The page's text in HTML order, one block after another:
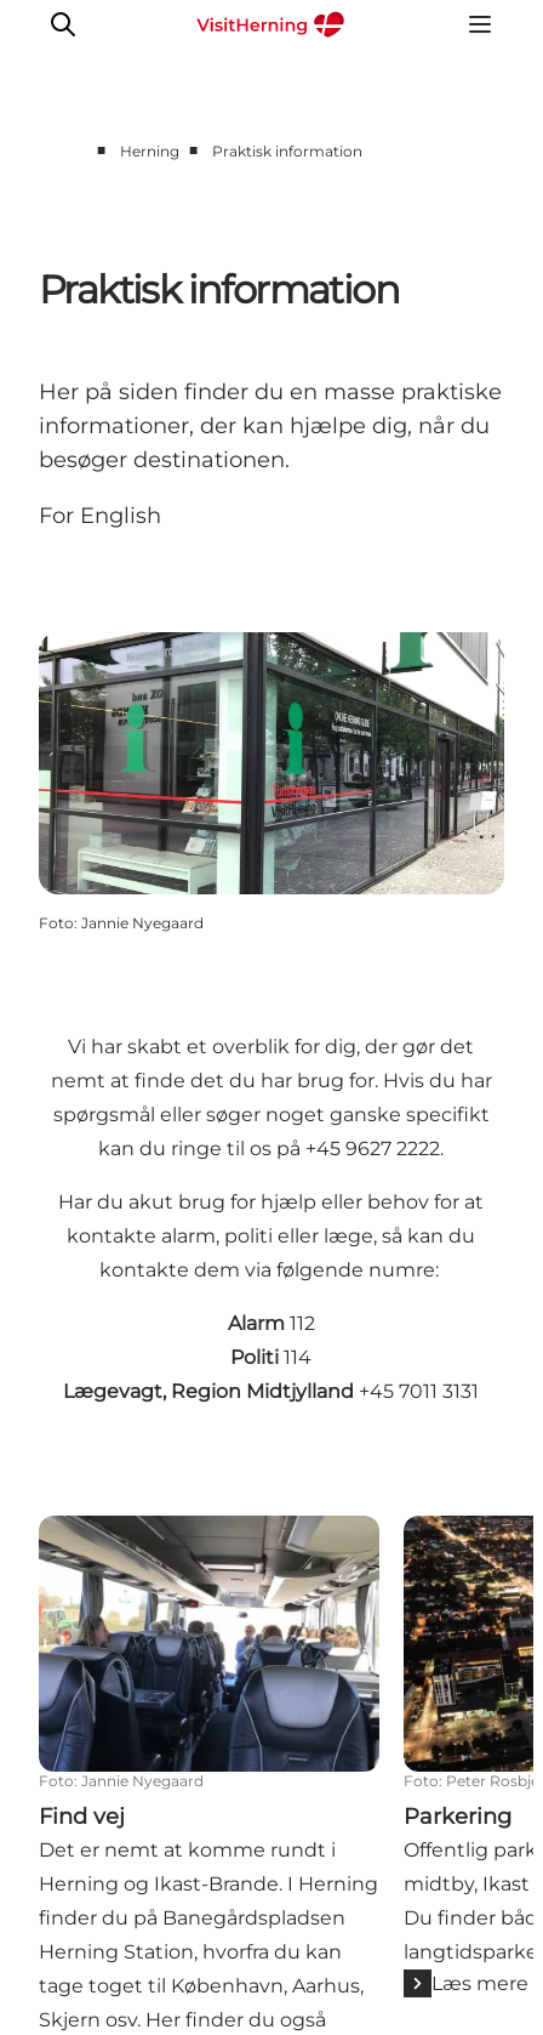
Kunstlandet
Se og oplev
Sov godt
Book overnatning
■ Herning ■ Praktisk information
Praktisk information
Her på siden finder du en masse praktiske
informationer, der kan hjælpe dig, når du
besøger destinationen.
For English
Foto: Jannie Nyegaard
Vi har skabt et overblik for dig, der gør det
nemt at finde det du har brug for. Hvis du har
spørgsmål eller søger noget ganske specifikt
kan du ringe til os på +45 9627 2222.
Har du akut brug for hjælp eller behov for at
kontakte alarm, politi eller læge, så kan du
kontakte dem via følgende numre:
Alarm 112
Politi114
Lægevagt, Region Midtjylland +45 7011 3131
Find vej
Foto: Jannie Nyegaard
Find vej
Det er nemt at komme rundt i
Herning og Ikast-Brande. I Herning
finder du på Banegårdspladsen
Herning Station, hvorfra du kan
tage toget til København, Aarhus,
Skjern osv. Her finder du også
Parkering
Foto: Peter
Parkering
Offentlig
midtby, Ikast
Du finder
Læs mere